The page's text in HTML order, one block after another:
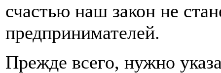
счастью наш закон не
предпринимателей.
Прежде всего, нужно